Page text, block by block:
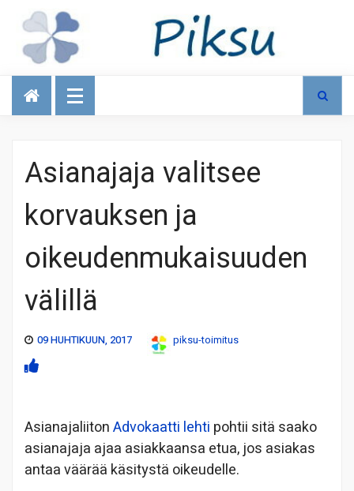
Talous
Asianajaja valitsee
korvauksen ja
oikeudenmukaisuuden
välillä
09 HUHTIKUUN, 2017 piksu-toimitus
AsianajaliitonAdvokaatti lehti pohtii sitä saako
asianajaja ajaa asiakkaansa etua, jos asiakas
antaa väärää käsitystä oikeudelle.